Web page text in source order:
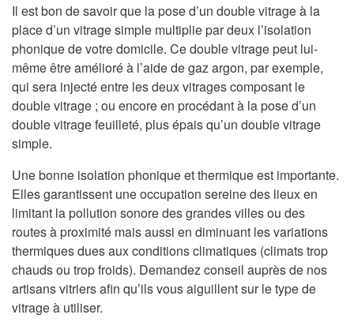
Il est bon de savoir que la pose d’un double vitrage à la
place d’un vitrage simple multiplie par deux l’isolation
phonique de votre domicile. Ce double vitrage peut lui-
même être amélioré à l’aide de gaz argon, par exemple,
qui sera injecté entre les deux vitrages composant le
double vitrage ; ou encore en procédant à la pose d’un
double vitrage feuilleté, plus épais qu’un double vitrage
simple.
Une bonne isolation phonique et thermique est importante.
Elles garantissent une occupation sereine des lieux en
limitant la pollution sonore des grandes villes ou des
routes à proximité mais aussi en diminuant les variations
thermiques dues aux conditions climatiques (climats trop
chauds ou trop froids). Demandez conseil auprès de nos
artisans vitriers afin qu’ils vous aiguillent sur le type de
vitrage à utiliser.